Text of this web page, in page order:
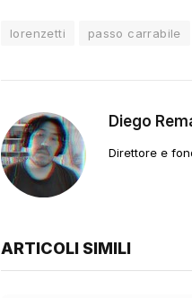
lorenzetti passo carrabile
Diego
Direttore e
ARTICOLI SIMILI